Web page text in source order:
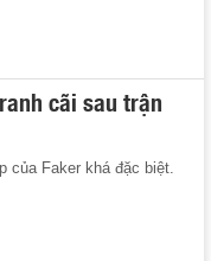
cãi sau trận
của Faker khá đặc biệt.